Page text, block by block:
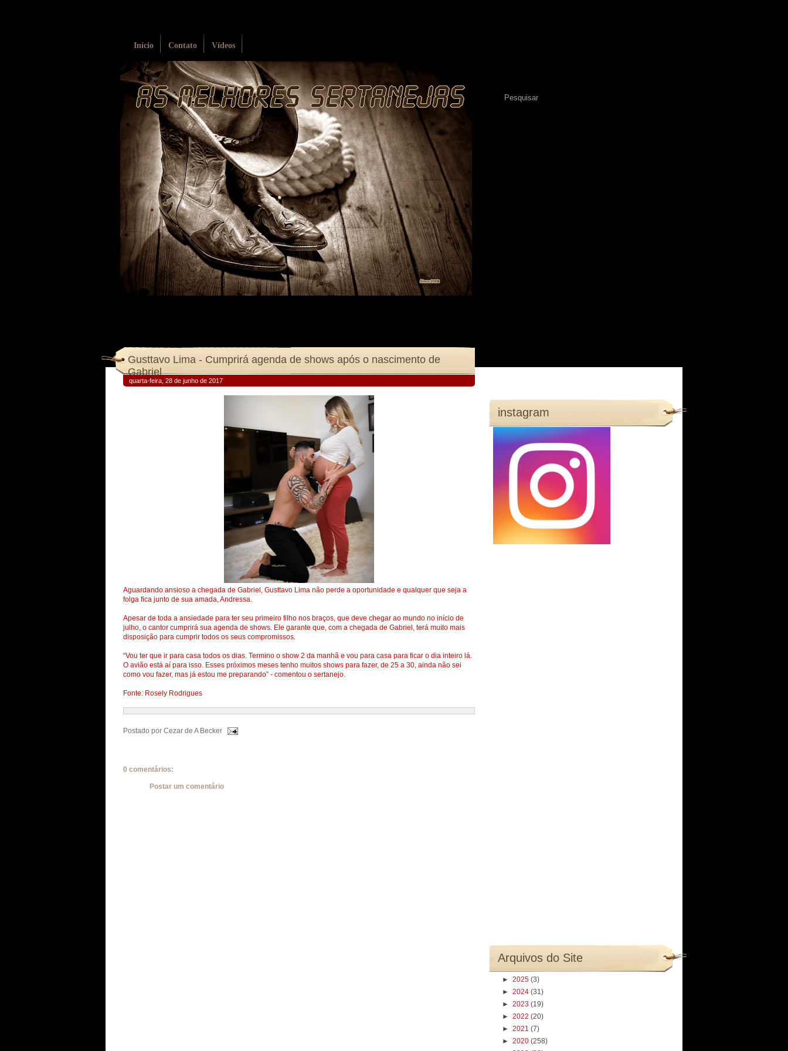
Início Contato Vídeos
Gusttavo Lima - Cumprirá agenda de shows após o nascimento de
Gabriel
quarta-feira, 28 de junho de 2017
Aguardando ansioso a chegada de Gabriel, Gusttavo Lima não perde a oportunidade e qualquer que seja a
folga fica junto de sua amada, Andressa.
Apesar de toda a ansiedade para ter seu primeiro filho nos braços, que deve chegar ao mundo no início de
julho, o cantor cumprirá sua agenda de shows. Ele garante que, com a chegada de Gabriel, terá muito mais
disposição para cumprir todos os seus compromissos.
“Vou ter que ir para casa todos os dias. Termino o show 2 da manhã e vou para casa para ficar o dia inteiro lá.
O avião está aí para isso. Esses próximos meses tenho muitos shows para fazer, de 25 a 30, ainda não sei
como vou fazer, mas já estou me preparando” - comentou o sertanejo.
Fonte: Rosely Rodrigues
Postado por Cezar de A Becker
0 comentários:
Postar um comentário
instagram
Arquivos do Site
► 2025 (3)
► 2024 (31)
► 2023 (19)
► 2022 (20)
► 2021 (7)
► 2020 (258)